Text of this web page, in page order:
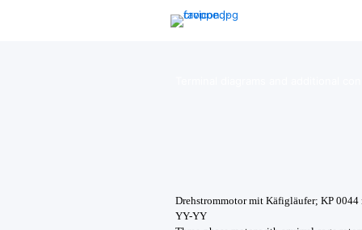
Clamping plans
Drehstrommotor mit Käfigläufer; KP
YY-YY